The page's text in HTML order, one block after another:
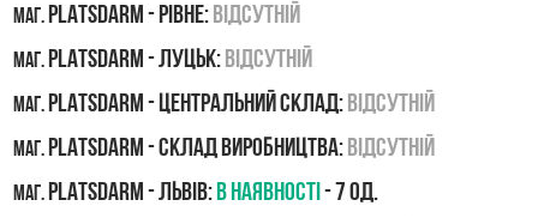
маг.PLATSDARM - Рівне:Відсутній
маг.PLATSDARM - Луцьк:Відсутній
маг.PLATSDARM - Центральний склад:Відсутній
маг.PLATSDARM - Склад виробництва:Відсутній
маг.PLATSDARM - Львів:В наявності- 7 од.